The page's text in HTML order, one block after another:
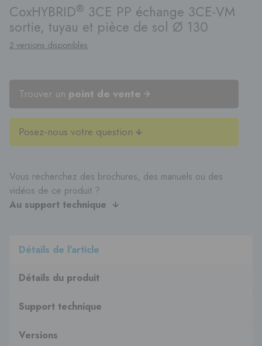
CoxHYBRID® 3CE PP échange 3CE-VM
sortie, tuyau et pièce de sol Ø 130
2 versions disponibles
Trouver un point de vente
Posez-nous votre question
Vous recherchez des brochures, des manuels ou des
vidéos de ce produit ?
Au support technique
Détails de l'article
Détails du produit
Support technique
Versions